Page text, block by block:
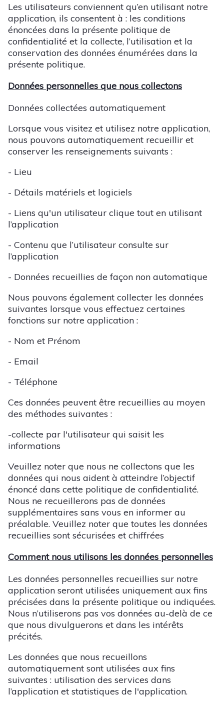
Les utilisateurs conviennent qu’en utilisant notre
application, ils consentent à : les conditions
énoncées dans la présente politique de
confidentialité et la collecte, l’utilisation et la
conservation des données énumérées dans la
présente politique.
Données personnelles que nous collectons
Données collectées automatiquement
Lorsque vous visitez et utilisez notre application,
nous pouvons automatiquement recueillir et
conserver les renseignements suivants :
- Lieu
- Détails matériels et logiciels
- Liens qu'un utilisateur clique tout en utilisant
l’application
- Contenu que l’utilisateur consulte sur
l’application
- Données recueillies de façon non automatique
Nous pouvons également collecter les données
suivantes lorsque vous effectuez certaines
fonctions sur notre application :
- Nom et Prénom
- Email
- Téléphone
Ces données peuvent être recueillies au moyen
des méthodes suivantes :
-collecte par l'utilisateur qui saisit les
informations
Veuillez noter que nous ne collectons que les
données qui nous aident à atteindre l’objectif
énoncé dans cette politique de confidentialité.
Nous ne recueillerons pas de données
supplémentaires sans vous en informer au
préalable. Veuillez noter que toutes les données
recueillies sont sécurisées et chiffrées
Comment nous utilisons les données personnelles
Les données personnelles recueillies sur notre
application seront utilisées uniquement aux fins
précisées dans la présente politique ou indiquées.
Nous n’utiliserons pas vos données au-delà de ce
que nous divulguerons et dans les intérêts
précités.
Les données que nous recueillons
automatiquement sont utilisées aux fins
suivantes : utilisation des services dans
l’application et statistiques de l'application.